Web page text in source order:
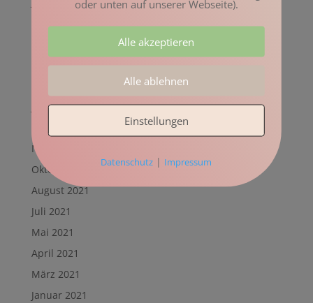
Mai 2022
März 2022
Januar 2022
November 2021
Oktober 2021
August 2021
Juli 2021
Mai 2021
April 2021
März 2021
Januar 2021
oder unten auf unserer Webseite).
Alle akzeptieren
Alle ablehnen
Einstellungen
Datenschutz | Impressum